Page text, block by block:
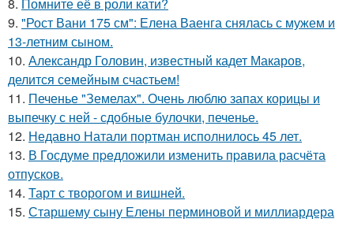
9. "Рост Вани 175 см": Елена Ваенга снялась с мужем и
13-летним сыном.
10. Александр Головин, известный кадет Макаров,
делится семейным счастьем!
11. Печенье "Земелах". Очень люблю запах корицы и
выпечку с ней - сдобные булочки, печенье.
12. Недавно Натали портман исполнилось 45 лет.
13. В Госдуме пpeдложили изменить пpaвила расчёта
отпусков.
14. Тарт с творогом и вишней.
15. Старшему сыну Елены перминовой и миллиардера